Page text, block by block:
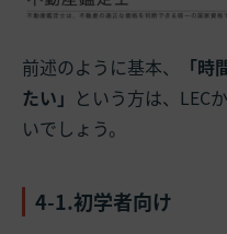
前述のように基本、
「
たい」 という方は、LEC
いでしょう。
4-1.初学者向け